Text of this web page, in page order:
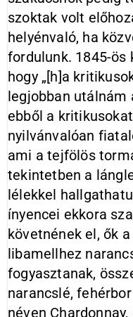
szoktak volt
helyénvaló, ha
fordulunk. 1845-ös
hogy „[h]a
legjobban utálnám
ebből a
nyilvánvalóan
ami a tejfölös
tekintetben a
lélekkel
ínyencei ekkora
követnének el, ők
libamellhez
fogyasztanak,
narancslé,
néven